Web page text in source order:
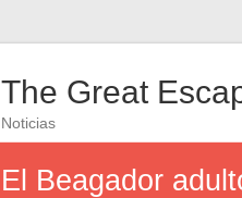
The Great
Noticias
El Beagador